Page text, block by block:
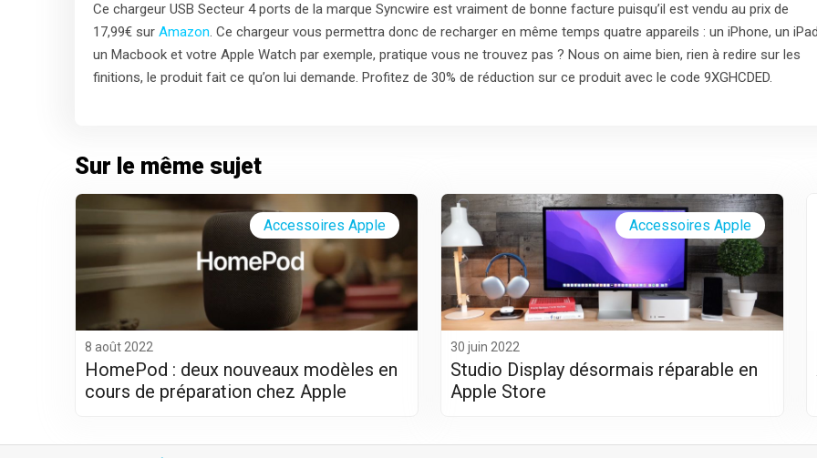
Ce chargeur USB Secteur 4 ports de la marque Syncwire est vraiment de bonne facture puisqu’il est vendu au prix de
17,99€ sur Amazon. Ce chargeur vous permettra donc de recharger en même temps quatre appareils : un iPhone, un
un Macbook et votre Apple Watch par exemple, pratique vous ne trouvez pas ? Nous on aime bien, rien à redire sur les
finitions, le produit fait ce qu’on lui demande. Profitez de 30% de réduction sur ce produit avec le code 9XGHCDED.
Sur le même sujet
8 août 2022
HomePod : deux nouveaux modèles en
cours de préparation chez Apple
Accessoires Apple
30 juin 2022
Studio Display désormais réparable en
Apple Store
Accessoires Apple